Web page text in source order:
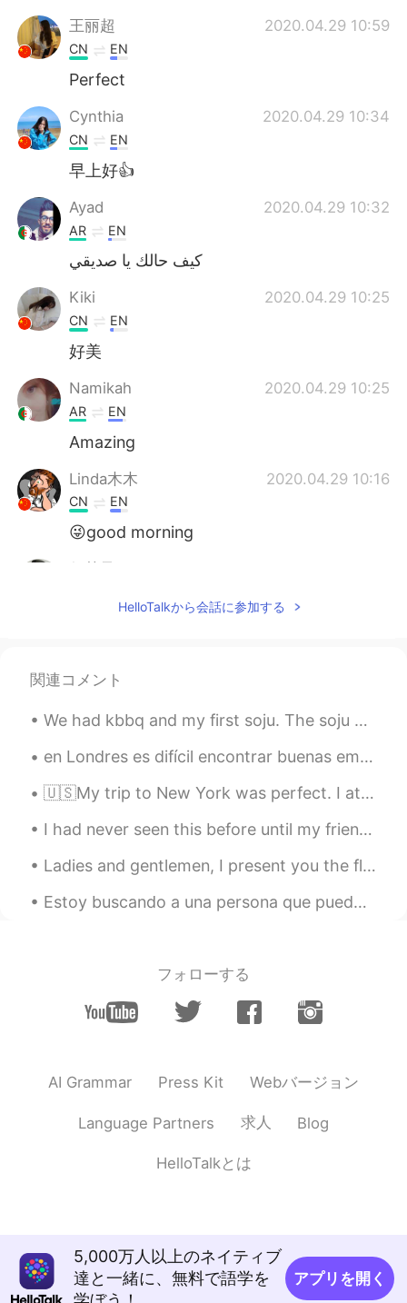
王丽超 2020.04.29 10:59
CN EN
Perfect
Cynthia 2020.04.29 10:34
CN EN
早上好👍
Ayad 2020.04.29 10:32
AR EN
كيف حالك يا صديقي
Kiki 2020.04.29 10:25
CN EN
好美
Namikah 2020.04.29 10:25
AR EN
Amazing
Linda木木 2020.04.29 10:16
CN EN
😜good morning
HelloTalkから会話に参加する
関連コメント
We had kbbq and my first soju. The soju was smooth it didn't even taste like alcohol. Also, I ate...
en Londres es difícil encontrar buenas empanadas. Después de cocinar la mía por primera vez, est...
🇺🇸My trip to New York was perfect. I ate delicious sushi the first night. The next day we barbecu...
I had never seen this before until my friend sent them to me! I’m pretty sure this is the best i...
Ladies and gentlemen, I present you the flight deck of the Airbus A380, largest comercial passeng...
Estoy buscando a una persona que puedo llamar para practicar nosotros idiomas que queremos aprend...
フォローする
AI Grammar Press Kit Webバージョン
Language Partners 求人 Blog
HelloTalkとは
5,000万人以上のネイティブ
達と一緒に、無料で語学を
アプリを開く